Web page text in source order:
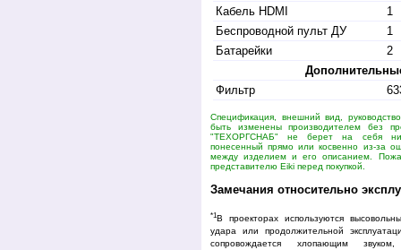
Кабель HDMI
1
Беспроводной пульт ДУ
1
Батарейки
2
Фильтр
Спецификация, внешний вид,
быть изменены производителем без
"ТЕХОРГСНАБ" не берет на себя
понесенный прямо или косвенно из-за
между изделием и его описанием.
представителю Eiki перед покупкой.
Замечания относительно
*1В проекторах используются
удара или продолжительной
сопровождается хлопающим